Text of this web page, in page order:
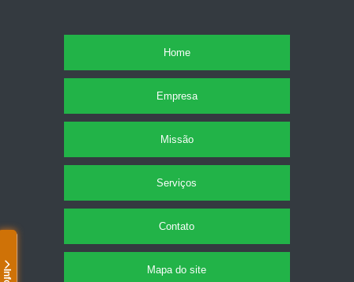
Home
Empresa
Missão
Serviços
Contato
Mapa do site